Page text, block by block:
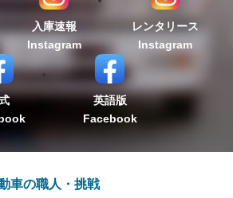
入庫速報
Instagram
レンタリース
Instagram
英語版
Facebook
車の職人・挑戦